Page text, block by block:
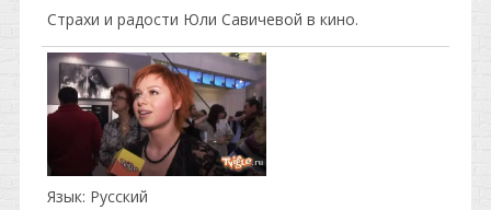
Страхи и радости Юли Савичевой в кино.
Язык: Русский